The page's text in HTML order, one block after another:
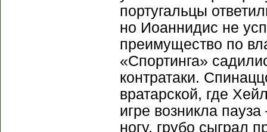
португальцы
но Иоаннидис не
преимущество по
«Спортинга»
контратаки.
вратарской, где
игре возникла
ногу, грубо сыграл